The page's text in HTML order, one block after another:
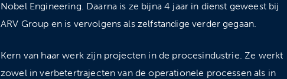
Nobel Engineering. Daarna is ze bijna 4 jaar in dienst geweest bij
ARV Group en is vervolgens als zelfstandige verder gegaan.
Kern van haar werk zijn projecten in de procesindustrie. Ze werkt
zowel in verbetertrajecten van de operationele processen als in